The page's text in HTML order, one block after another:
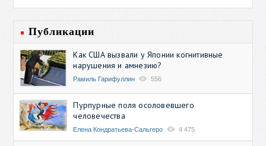
Публикации
Как США вызвали у Японии когнитивные
нарушения и амнезию?
Рамиль Гарифуллин 556
Пурпурные поля осоловевшего
человечества
Елена Кондратьева-Сальгеро 4 475